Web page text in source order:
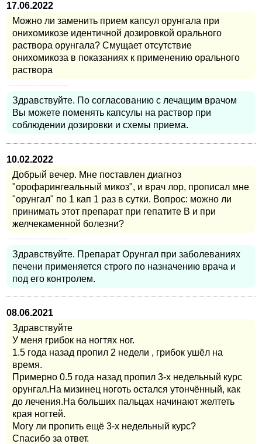
17.06.2022
Можно ли заменить прием капсул орунгала при
онихомикозе идентичной дозировкой орального
раствора орунгала? Смущает отсутствие
онихомикоза в показаниях к применению орального
раствора
Здравствуйте. По согласованию с лечащим врачом
Вы можете поменять капсулы на раствор при
соблюдении дозировки и схемы приема.
10.02.2022
Добрый вечер. Мне поставлен диагноз
"орофарингеальный микоз", и врач лор, прописал мне
"орунгал" по 1 кап 1 раз в сутки. Вопрос: можно ли
принимать этот препарат при гепатите В и при
желчекаменной болезни?
Здравствуйте. Препарат Орунгал при заболеваниях
печени применяется строго по назначению врача и
под его контролем.
08.06.2021
Здравствуйте
У меня грибок на ногтях ног.
1.5 года назад пропил 2 недели , грибок ушёл на
время.
Примерно 0.5 года назад пропил 3-х недельный курс
орунгал.На мизинец ноготь остался утончённый, как
до лечения.На больших пальцах начинают желтеть
края ногтей.
Могу ли пропить ещё 3-х недельный курс?
Спасибо за ответ.